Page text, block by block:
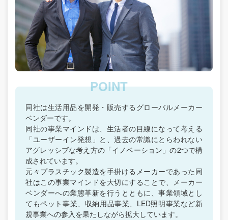
同社は生活用品を開発・販売するグローバルメーカー
ベンダーです。
同社の事業マインドは、生活者の目線になって考える
「ユーザーイン発想」と、過去の常識にとらわれない
アグレッシブな考え方の「イノベーション」の2つで構
成されています。
元々プラスチック製造を手掛けるメーカーであった同
社はこの事業マインドを大切にすることで、メーカー
ベンダーへの業態革新を行うとともに、事業領域とし
てもペット事業、収納用品事業、LED照明事業など新
規事業への参入を果たしながら拡大しています。